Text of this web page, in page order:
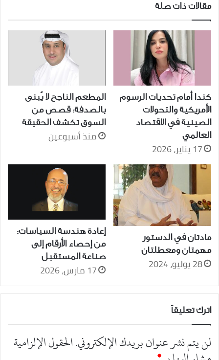
مقالات ذات صلة
كندا أمام تحديات الرسوم
الأمريكية والتحولات
الصينية في الاقتصاد
العالمي
17 يناير، 2026
المطعم الناجح لا يُبنى
بالصدفة: قصص من
السوق تكشف الحقيقة
منذ أسبوعين
مادتان في الدستور
مهمتان ومعطلتان
28 يوليو، 2024
إعادة هندسة السياسات:
من إحصاء الأرقام إلى
صناعة المستقبل
17 مارس، 2026
اترك تعليقاً
لن يتم نشر عنوان بريدك الإلكتروني.الحقول الإلزامية